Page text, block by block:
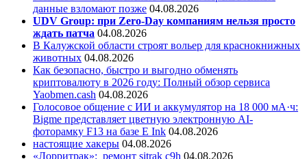
данные взломают позже 04.08.2026
UDV Group: при Zero-Day компаниям нельзя просто
ждать патча 04.08.2026
В Калужской области строят вольер для краснокнижных
животных 04.08.2026
Как безопасно, быстро и выгодно обменять
криптовалюту в 2026 году: Полный обзор сервиса
Yaobmen.cash 04.08.2026
Голосовое общение с ИИ и аккумулятор на 18 000 мА·ч:
Bigme представляет цветную электронную AI-
фоторамку F13 на базе E Ink 04.08.2026
настоящие хакеры 04.08.2026
«Лорритрак»: ремонт sitrak c9h 04.08.2026